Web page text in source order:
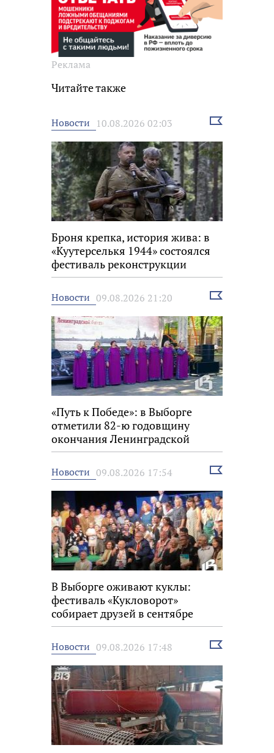
Реклама
Читайте также
Новости 10.08.2026 02:03
Выбрать
Броня крепка, история жива: в
«Куутерселькя 1944» состоялся
фестиваль реконструкции
Новости 09.08.2026 21:20
Выбрать
«Путь к Победе»: в Выборге
отметили 82-ю годовщину
окончания Ленинградской
битвы
Новости 09.08.2026 17:54
Выбрать
В Выборге оживают куклы:
фестиваль «Кукловорот»
собирает друзей в сентябре
Новости 09.08.2026 17:48
Выбрать